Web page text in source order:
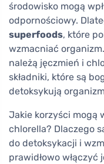
środowisko mogą
odpornościowy.
superfoods, które
wzmacniać
należą jęczmień i
składniki, które są
detoksykują
Jakie korzyści mogą
chlorella? Dlaczego
do detoksykacji i
prawidłowo